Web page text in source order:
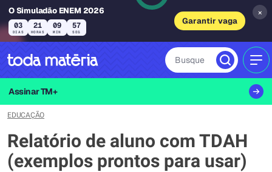
O Simuladão ENEM 2026
03
DIAS
21
HORAS
09
MIN
56
SEG
Garantir vaga
×
Busque
Assinar TM+
EDUCAÇÃO
Relatório de aluno com TDAH
(exemplos prontos para usar)